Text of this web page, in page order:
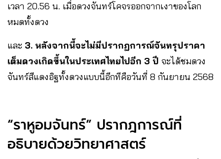
เวลา 20.56 น. เมื่อดวงจันทร์โคจรออกจากเงาของโลก
หมดทั้งดวง
และ 3. หลังจากนี้จะไม่มีปรากฏการณ์จันทรุปราคา
เต็มดวงเกิดขึ้นในประเทศไทยไปอีก 3 ปี จะได้ชมดวง
จันทร์สีแดงอิฐทั้งดวงแบบนี้อีกทีคือวันที่ 8 กันยายน 2568
“ราหูอมจันทร์” ปรากฎการณ์ที่
อธิบายด้วยวิทยาศาสตร์